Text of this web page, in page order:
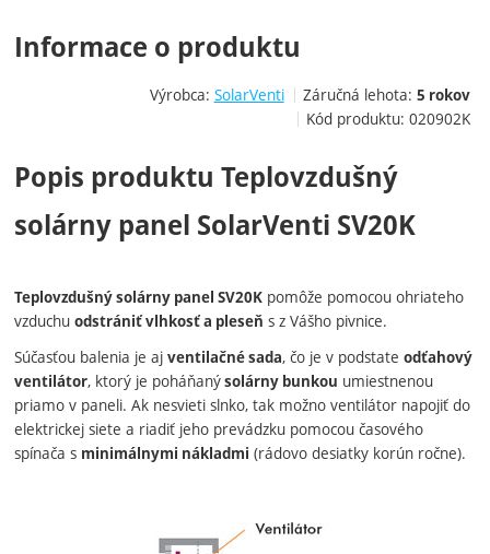
Informace o produktu
Výrobca: SolarVenti Záručná lehota: 5 rokov
Kód produktu: 020902K
Popis produktu Teplovzdušný
solárny panel SolarVenti SV20K
Teplovzdušný solárny panel SV20K pomôže pomocou ohriateho
vzduchuodstrániť vlhkosť a pleseň s z Vášho pivnice.
Súčasťou balenia je ajventilačné sada, čo je v podstateodťahový
ventilátor, ktorý je poháňanýsolárny bunkou umiestnenou
priamo v paneli. Ak nesvieti slnko, tak možno ventilátor napojiť do
elektrickej siete a riadiť jeho prevádzku pomocou časového
spínača s minimálnymi nákladmi (rádovo desiatky korún ročne).